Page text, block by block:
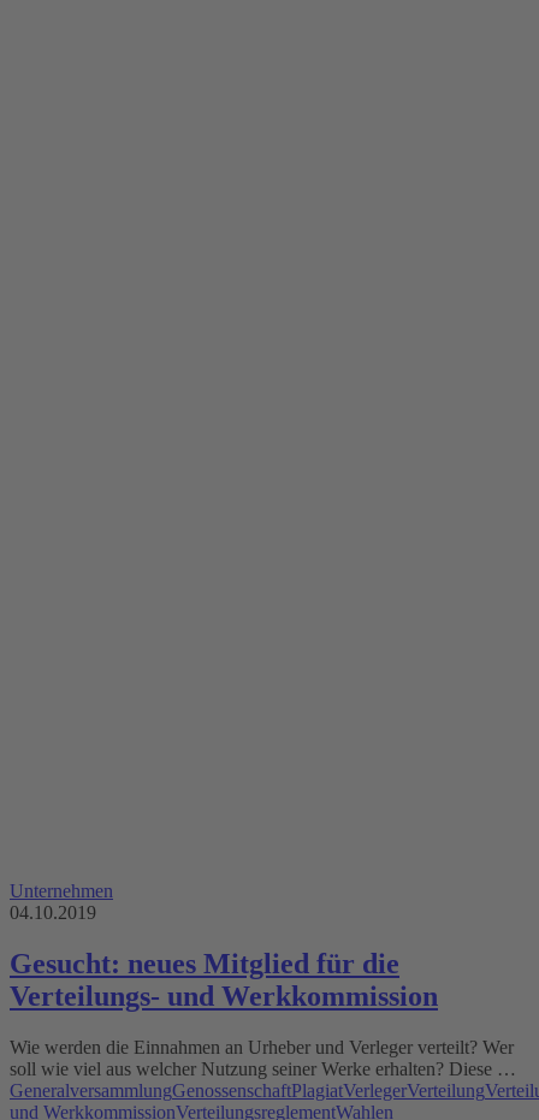
Unternehmen
04.10.2019
Gesucht: neues Mitglied für die
Verteilungs- und Werkkommission
Wie werden die Einnahmen an Urheber und Verleger verteilt? Wer
soll wie viel aus welcher Nutzung seiner Werke erhalten? Diese …
GeneralversammlungGenossenschaftPlagiatVerlegerVerteilung
und WerkkommissionVerteilungsreglementWahlen